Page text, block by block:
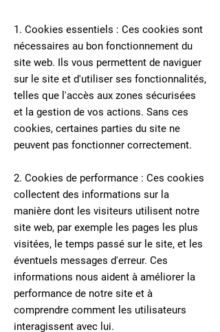
1. Cookies essentiels : Ces cookies sont
nécessaires au bon fonctionnement du
site web. Ils vous permettent de naviguer
sur le site et d'utiliser ses fonctionnalités,
telles que l'accès aux zones sécurisées
et la gestion de vos actions. Sans ces
cookies, certaines parties du site ne
peuvent pas fonctionner correctement.
2. Cookies de performance : Ces cookies
collectent des informations sur la
manière dont les visiteurs utilisent notre
site web, par exemple les pages les plus
visitées, le temps passé sur le site, et les
éventuels messages d'erreur. Ces
informations nous aident à améliorer la
performance de notre site et à
comprendre comment les utilisateurs
interagissent avec lui.